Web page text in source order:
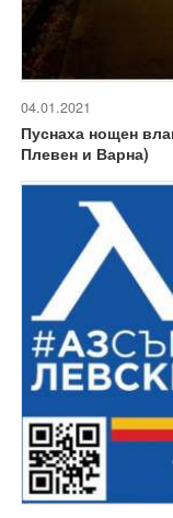
04.01.2021
Пуснаха нощен
Плевен и Варна)